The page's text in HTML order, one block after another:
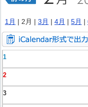
1月 | 2月 | 3月 | 4月 | 5月 |
1
2
3